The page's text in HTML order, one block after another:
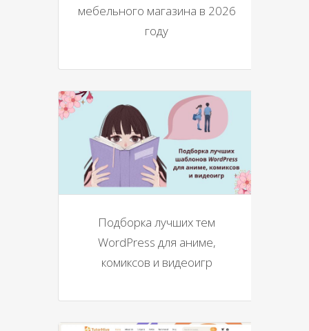
мебельного магазина в 2026
году
Подборка лучших тем
WordPress для аниме,
комиксов и видеоигр